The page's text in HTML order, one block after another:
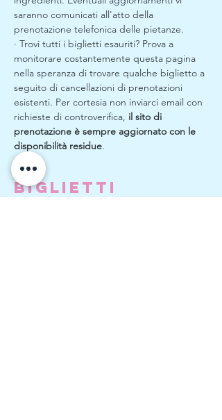
saranno comunicati all'atto della
prenotazione telefonica delle pietanze.
· Trovi tutti i biglietti esauriti? Prova a
monitorare costantemente questa pagina
nella speranza di trovare qualche biglietto a
seguito di cancellazioni di prenotazioni
esistenti. Per cortesia non inviarci email con
richieste di controverifica, il sito di
prenotazione è sempre aggiornato con le
disponibilità residue.
Biglietti